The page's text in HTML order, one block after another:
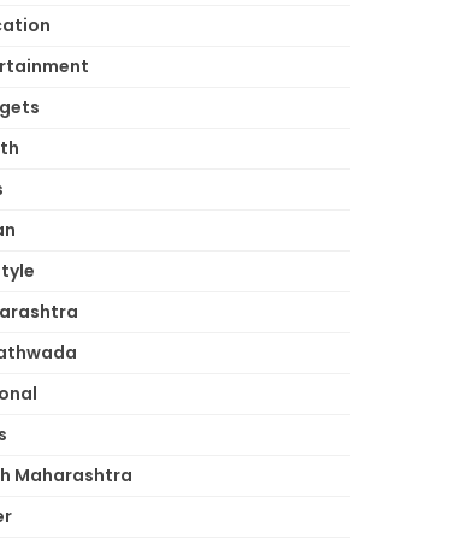
Maharashtra